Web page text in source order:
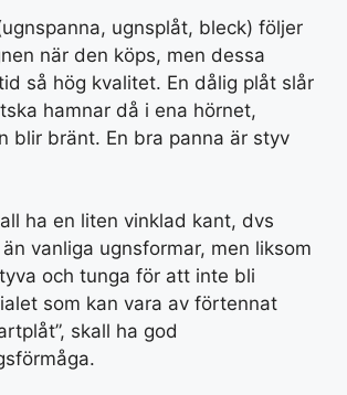
ugnsplåt, bleck) följer
när den köps, men dessa
så hög kvalitet. En dålig plåt slår
hamnar då i ena hörnet,
blir bränt. En bra panna är styv
ha en liten vinklad kant, dvs
vanliga ugnsformar, men liksom
och tunga för att inte bli
som kan vara av förtennat
skall ha god